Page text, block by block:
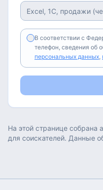
В соответствии с
телефон, сведения об
персональных данных,
На этой странице собрана
для соискателей. Данные